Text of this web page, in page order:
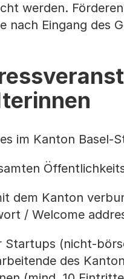
werden.
nach Eingang des
im Kanton Basel-
dem Kanton
/ Welcome
(nicht-
des